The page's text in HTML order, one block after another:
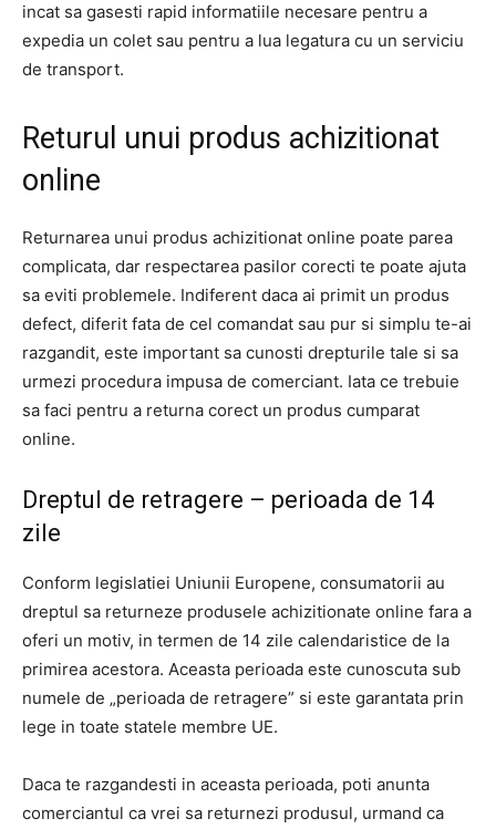
incat sa gasesti rapid informatiile necesare pentru a
expedia un colet sau pentru a lua legatura cu un serviciu
de transport.
Returul unui produs achizitionat
online
Returnarea unui produs achizitionat online poate parea
complicata, dar respectarea pasilor corecti te poate ajuta
sa eviti problemele. Indiferent daca ai primit un produs
defect, diferit fata de cel comandat sau pur si simplu te-ai
razgandit, este important sa cunosti drepturile tale si sa
urmezi procedura impusa de comerciant. Iata ce trebuie
sa faci pentru a returna corect un produs cumparat
online.
Dreptul de retragere – perioada de 14
zile
Conform legislatiei Uniunii Europene, consumatorii au
dreptul sa returneze produsele achizitionate online fara a
oferi un motiv, in termen de 14 zile calendaristice de la
primirea acestora. Aceasta perioada este cunoscuta sub
numele de „perioada de retragere” si este garantata prin
lege in toate statele membre UE.
Daca te razgandesti in aceasta perioada, poti anunta
comerciantul ca vrei sa returnezi produsul, urmand ca